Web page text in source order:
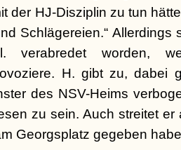
der HJ-Disziplin zu tun
Schlägereien.“ Allerdings
verabredet worden,
H. gibt zu, dabei
des NSV-Heims
zu sein. Auch streitet
Georgsplatz gegeben